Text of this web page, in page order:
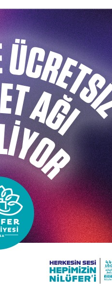
önemli bir avantaj
Göllü Voleybol
yoğun desteğiyle
dengeyi kurmaya
ataklara da
25-13 gibi farklı bir
düşen Nilüfer
sayıya çevirerek,
aksaklık
kazananın belli
25-19, maçı da 3-1
sayısı olmak üzere
Nilüfer
Cumartesi günü yine